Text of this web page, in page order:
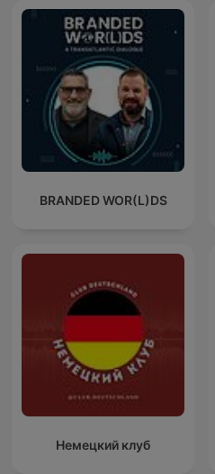
BRANDED WOR(L)DS
Немецкий клуб